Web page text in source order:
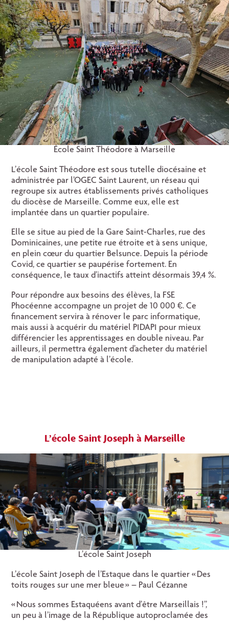
École Saint Théodore à Marseille
L’école Saint Théodore est sous tutelle diocésaine et
administrée par l’OGEC Saint Laurent, un réseau qui
regroupe six autres établissements privés catholiques
du diocèse de Marseille. Comme eux, elle est
implantée dans un quartier populaire.
Elle se situe au pied de la Gare Saint-Charles, rue des
Dominicaines, une petite rue étroite et à sens unique,
en plein cœur du quartier Belsunce. Depuis la période
Covid, ce quartier se paupérise fortement. En
conséquence, le taux d’inactifs atteint désormais 39,4 %.
Pour répondre aux besoins des élèves, la FSE
Phocéenne accompagne un projet de 10 000 €. Ce
financement servira à rénover le parc informatique,
mais aussi à acquérir du matériel PIDAPI pour mieux
différencier les apprentissages en double niveau. Par
ailleurs, il permettra également d’acheter du matériel
de manipulation adapté à l’école.
L’école Saint Joseph à Marseille
L’école Saint Joseph
L’école Saint Joseph de l’Estaque dans le quartier « Des
toits rouges sur une mer bleue » – Paul Cézanne
« Nous sommes Estaquéens avant d’être Marseillais !”,
un peu à l’image de la République autoproclamée des